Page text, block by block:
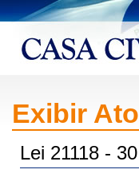
Exibir Ato
Lei 21118 -